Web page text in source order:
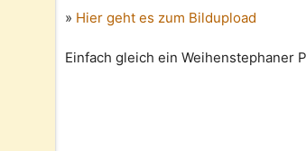
» Hier geht es zum Bildupload
Einfach gleich ein Weihenstephaner